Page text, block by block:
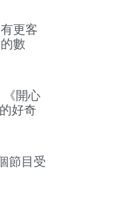
更客
數
《開心
好奇
節目受